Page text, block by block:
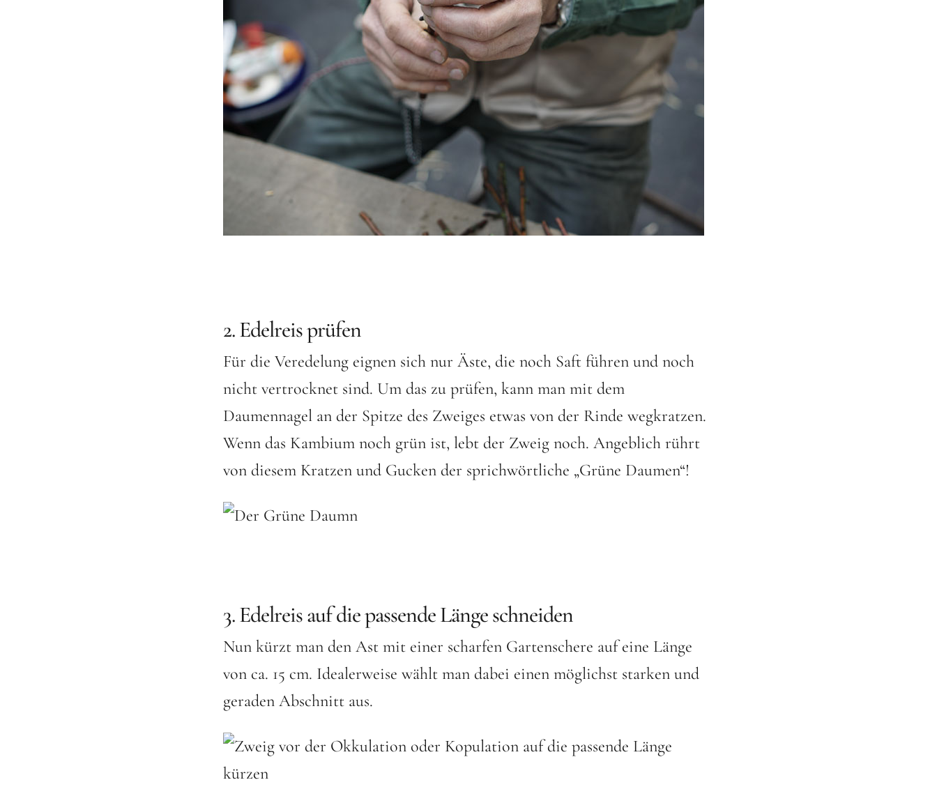
2. Edelreis prüfen
Für die Veredelung eignen sich nur Äste, die noch Saft führen und noch
nicht vertrocknet sind. Um das zu prüfen, kann man mit dem
Daumennagel an der Spitze des Zweiges etwas von der Rinde wegkratzen.
Wenn das Kambium noch grün ist, lebt der Zweig noch. Angeblich rührt
von diesem Kratzen und Gucken der sprichwörtliche „Grüne Daumen“!
3. Edelreis auf die passende Länge schneiden
Nun kürzt man den Ast mit einer scharfen Gartenschere auf eine Länge
von ca. 15 cm. Idealerweise wählt man dabei einen möglichst starken und
geraden Abschnitt aus.